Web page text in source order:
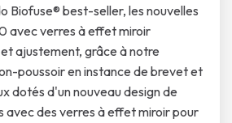
Biofuse® best-seller, les nouvelles
avec verres à effet miroir
ajustement, grâce à notre
poussoir en instance de brevet et
dotés d'un nouveau design de
avec des verres à effet miroir pour